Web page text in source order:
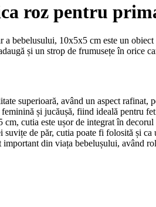
roz pentru
bebelusului, 10x5x5 cm este un
și un strop de frumusețe în
superioară, având un aspect rafinat,
și jucăușă, fiind ideală pentru
cutia este ușor de integrat în
suvițe de păr, cutia poate fi folosită și
din viața bebelușului, având